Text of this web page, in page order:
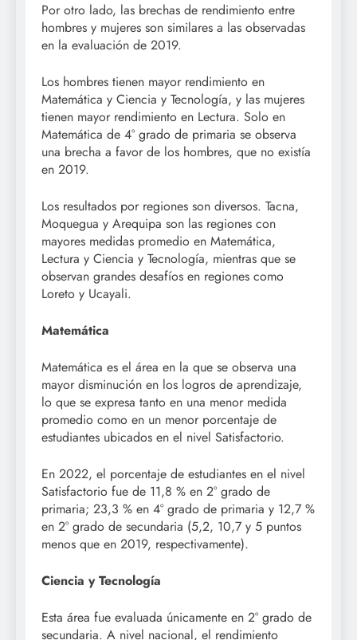
Por otro lado, las brechas de rendimiento entre
hombres y mujeres son similares a las observadas
en la evaluación de 2019.
Los hombres tienen mayor rendimiento en
Matemática y Ciencia y Tecnología, y las mujeres
tienen mayor rendimiento en Lectura. Solo en
Matemática de 4° grado de primaria se observa
una brecha a favor de los hombres, que no existía
en 2019.
Los resultados por regiones son diversos. Tacna,
Moquegua y Arequipa son las regiones con
mayores medidas promedio en Matemática,
Lectura y Ciencia y Tecnología, mientras que se
observan grandes desafíos en regiones como
Loreto y Ucayali.
Matemática
Matemática es el área en la que se observa una
mayor disminución en los logros de aprendizaje,
lo que se expresa tanto en una menor medida
promedio como en un menor porcentaje de
estudiantes ubicados en el nivel Satisfactorio.
En 2022, el porcentaje de estudiantes en el nivel
Satisfactorio fue de 11,8 % en 2° grado de
primaria; 23,3 % en 4° grado de primaria y 12,7 %
en 2° grado de secundaria (5,2, 10,7 y 5 puntos
menos que en 2019, respectivamente).
Ciencia y Tecnología
Esta área fue evaluada únicamente en 2° grado de
secundaria. A nivel nacional, el rendimiento